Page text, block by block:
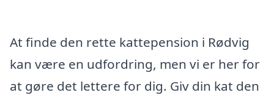
At finde den rette kattepension i Rødvig
kan være en udfordring, men vi er her for
at gøre det lettere for dig. Giv din kat den